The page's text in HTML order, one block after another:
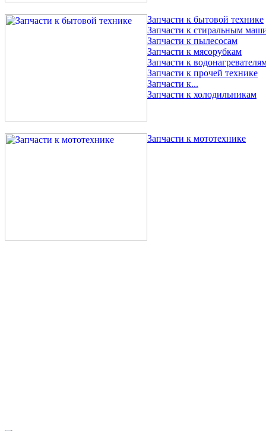
Запчасти к бытовой технике
Запчасти к стиральным
Запчасти к пылесосам
Запчасти к мясорубкам
Запчасти к
Запчасти к прочей технике
Запчасти к...
Запчасти к холодильникам
Запчасти к мототехнике